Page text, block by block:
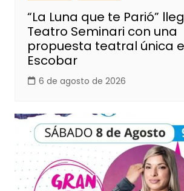
“La Luna que te Parió”
Teatro Seminari con una
propuesta teatral única
Escobar
6 de agosto de 2026